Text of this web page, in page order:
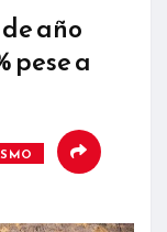
año
pese a